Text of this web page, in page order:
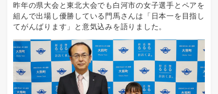
昨年の県大会と東北大会でも白河市の女子選手とペアを
組んで出場し優勝している門馬さんは「日本一を目指し
てがんばります」と意気込みを語りました。